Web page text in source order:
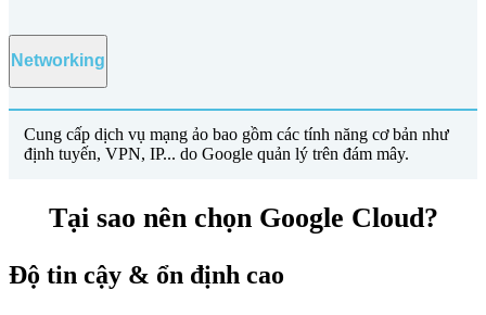
Networking
Cung cấp dịch vụ mạng ảo bao gồm các tính năng cơ bản như
định tuyến, VPN, IP... do Google quản lý trên đám mây.
Tại sao nên chọn Google Cloud?
Độ tin cậy & ổn định cao